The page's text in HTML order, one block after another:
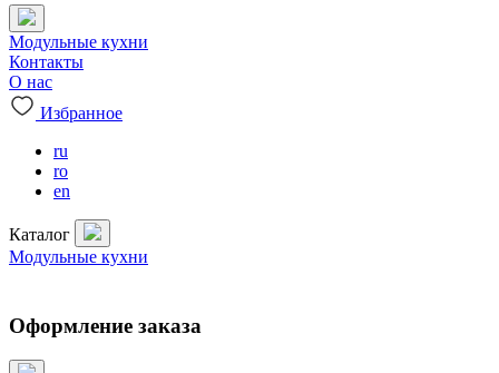
Модульные кухни
Контакты
О нас
Избранное
ru
ro
en
Каталог
Модульные кухни
Оформление заказа